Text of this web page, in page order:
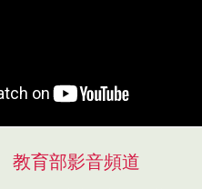
教育部影音頻道